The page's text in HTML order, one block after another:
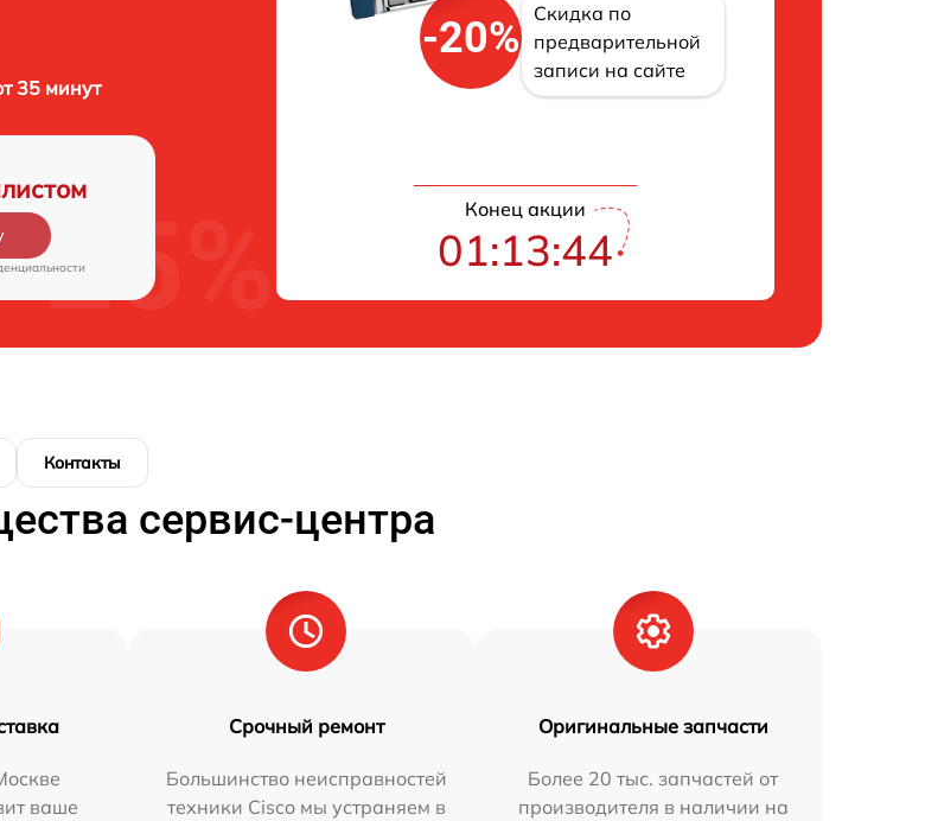
35 минут
-20%
Скидка по
предварительной
записи на сайте
Конец акции
01:13:43
Контакты
сервис-центра
ваше
Срочный ремонт
Большинство неисправностей
техники Cisco мы устраняем в
Оригинальные запчасти
Более 20 тыс. запчастей от
производителя в наличии на